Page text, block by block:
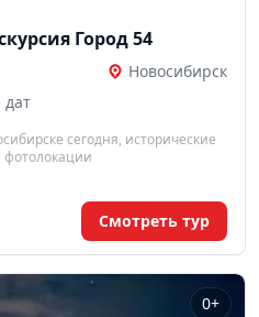
Город 54
Новосибирск
дат
сегодня, исторические
Смотреть тур
0+